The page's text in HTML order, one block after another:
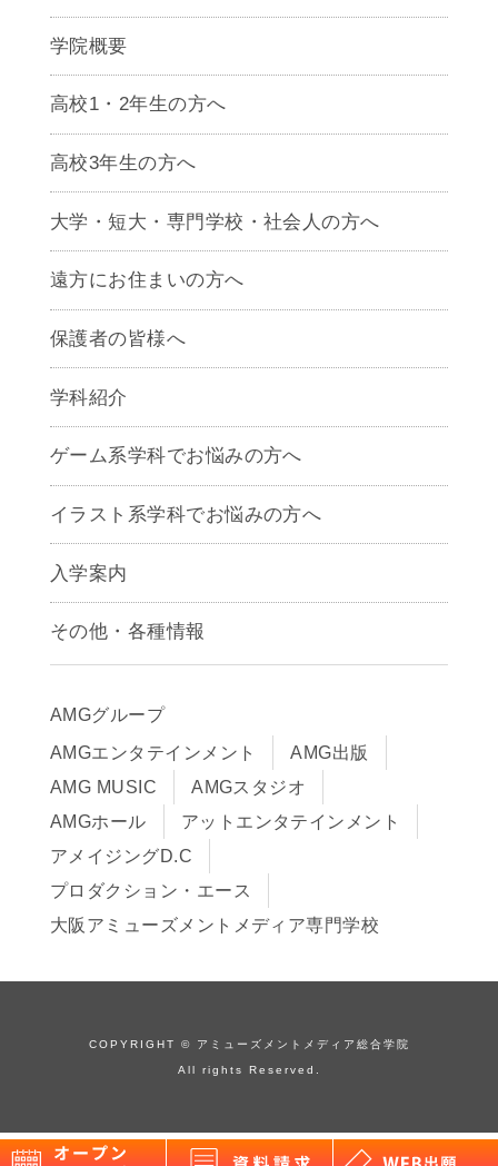
学院概要
高校1・2年生の方へ
高校3年生の方へ
大学・短大・専門学校・社会人の方へ
遠方にお住まいの方へ
保護者の皆様へ
学科紹介
ゲームクリエイター学科
CG学科
アニメーション学科
声優学科
ゲーム系学科でお悩みの方へ
イラスト系学科でお悩みの方へ
入学案内
募集要項
早期出願制度・AOエントリー
入学までの流れ
学費サポート・各種制度
学費について
Q&A
その他・各種情報
アクセス
サイトポリシー
在校生・保護者の方へ
卒業生の皆様へ
AMGグループ
AMGエンタテインメント
AMG出版
AMG MUSIC
AMGスタジオ
AMGホール
アットエンタテインメント
アメイジングD.C
プロダクション・エース
大阪アミューズメントメディア専門学校
COPYRIGHT © アミューズメントメディア総合学院
All rights Reserved.